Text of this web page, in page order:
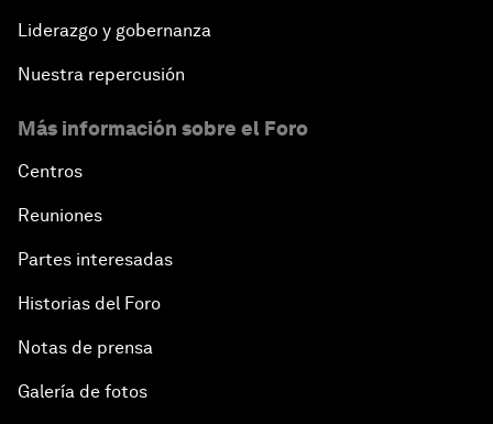
Liderazgo y gobernanza
Nuestra repercusión
Más información sobre el Foro
Centros
Reuniones
Partes interesadas
Historias del Foro
Notas de prensa
Galería de fotos